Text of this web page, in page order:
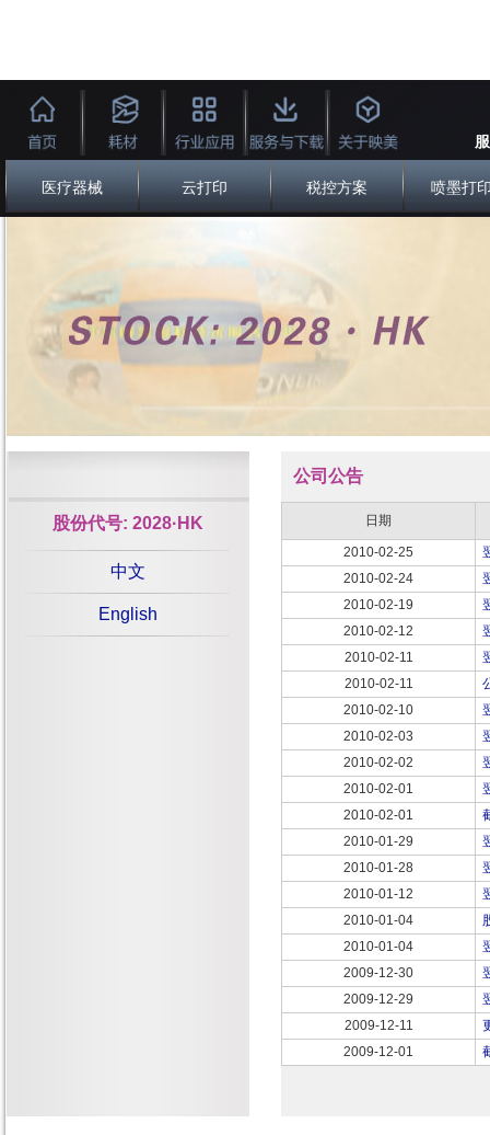
医疗器械 云打印 税控方案 喷墨打
公司公告
股份代号: 2028·HK
中文
English
日期
2010-02-25
2010-02-24
2010-02-19
2010-02-12
2010-02-11
2010-02-11
2010-02-10
2010-02-03
2010-02-02
2010-02-01
2010-02-01
2010-01-29
2010-01-28
2010-01-12
2010-01-04
2010-01-04
2009-12-30
2009-12-29
2009-12-11
2009-12-01